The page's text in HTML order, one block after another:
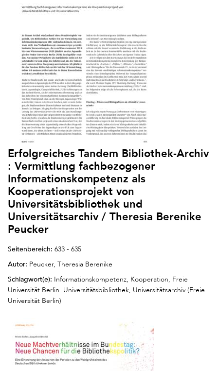
Erfolgreiches Tandem Bibliothek-Archiv
: Vermittlung fachbezogener
Informationskompetenz als
Kooperationsprojekt von
Universitätsbibliothek und
Universitätsarchiv / Theresia Berenike
Peucker
Seitenbereich: 633 - 635
Autor: Peucker, Theresia Berenike
Schlagwort(e): Informationskompetenz, Kooperation, Freie
Universität Berlin. Universitätsbibliothek, Universitätsarchiv (Freie
Universität Berlin)